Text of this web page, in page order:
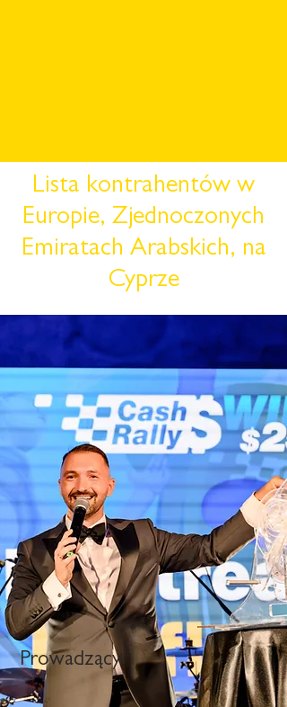
Lista kontrahentów w
Europie, Zjednoczonych
Emiratach Arabskich, na
Cyprze
Prowadzący